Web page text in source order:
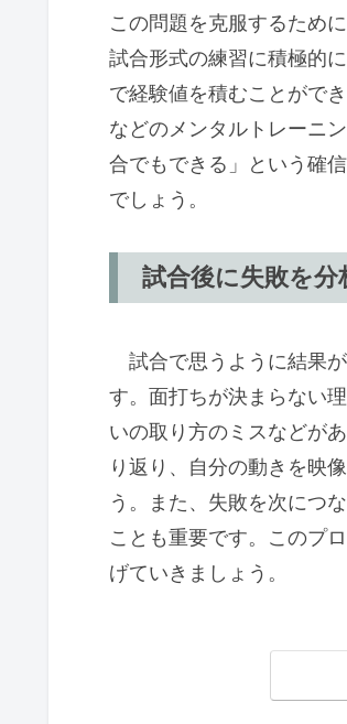
この問題を克服するため
試合形式の練習に積極的
で経験値を積むことがで
などのメンタルトレーニ
合でもできる」という確
でしょう。
試合後に失敗を分
試合で思うように結果
す。面打ちが決まらない
いの取り方のミスなどが
り返り、自分の動きを映
う。また、失敗を次につ
ことも重要です。このプ
げていきましょう。